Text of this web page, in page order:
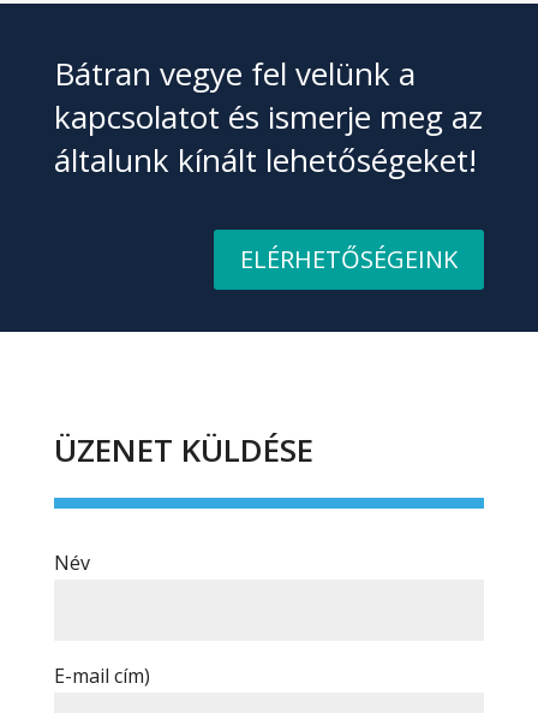
Bátran vegye fel velünk a
kapcsolatot és ismerje meg az
általunk kínált lehetőségeket!
ELÉRHETŐSÉGEINK
ÜZENET KÜLDÉSE
Név
E-mail cím)